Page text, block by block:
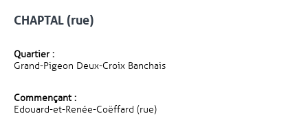
CHAPTAL (rue)
Quartier :
Grand-Pigeon Deux-Croix Banchais
Commençant :
Edouard-et-Renée-Coëffard (rue)